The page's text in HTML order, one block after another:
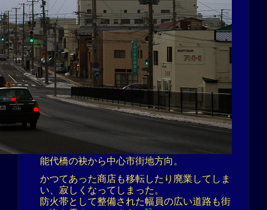
能代橋の袂から中心市街地方向。
かつてあった商店も移転したり廃業してしま
い、寂しくなってしまった。
防火帯として整備された幅員の広い道路も街